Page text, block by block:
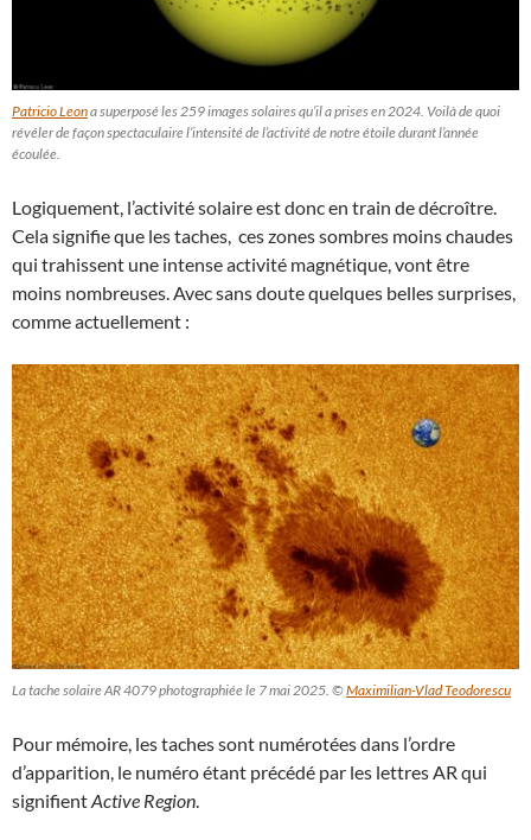
Patricio Leona superposé les 259 images solaires qu’il a prises en 2024. Voilà de quoi
révéler de façon spectaculaire l’intensité de l’activité de notre étoile durant l’année
écoulée.
Logiquement, l’activité solaire est donc en train de décroître.
Cela signifie que les taches, ces zones sombres moins chaudes
qui trahissent une intense activité magnétique, vont être
moins nombreuses. Avec sans doute quelques belles surprises,
comme actuellement :
La tache solaire AR 4079 photographiée le 7 mai 2025. ©Maximilian-Vlad Teodorescu
Pour mémoire, les taches sont numérotées dans l’ordre
d’apparition, le numéro étant précédé par les lettres AR qui
signifientActive Region